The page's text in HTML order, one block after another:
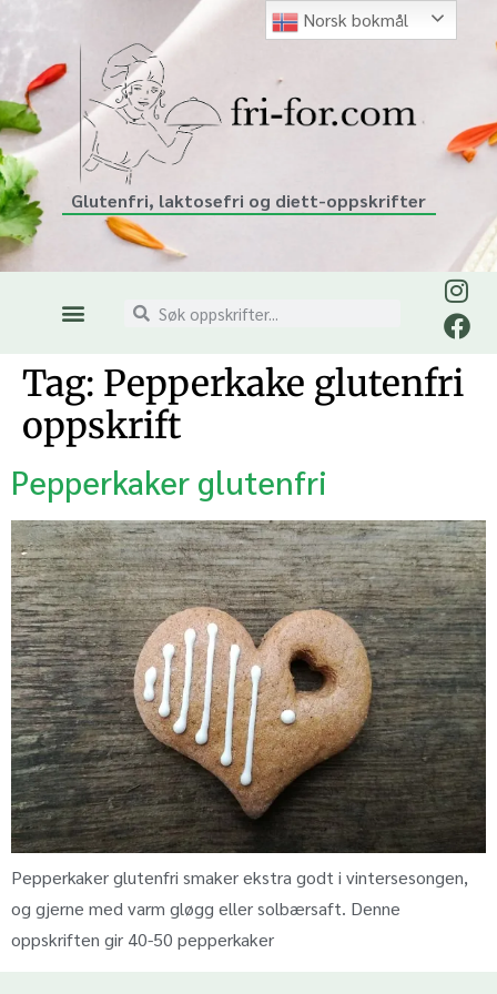
Glutenfri, laktosefri og diett-oppskrifter
Tag: Pepperkake glutenfri
oppskrift
Pepperkaker glutenfri
Pepperkaker glutenfri smaker ekstra godt i vintersesongen,
og gjerne med varm gløgg eller solbærsaft. Denne
oppskriften gir 40-50 pepperkaker
Norsk bokmål